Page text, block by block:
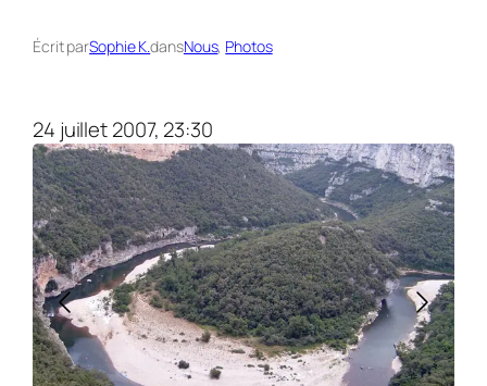
Écrit parSophie K.dansNous, Photos
24 juillet 2007, 23:30